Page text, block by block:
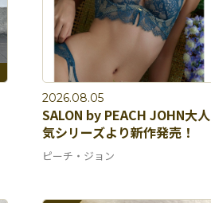
2026.08.05
SALON by PEACH JOHN大人
気シリーズより新作発売！
ピーチ・ジョン